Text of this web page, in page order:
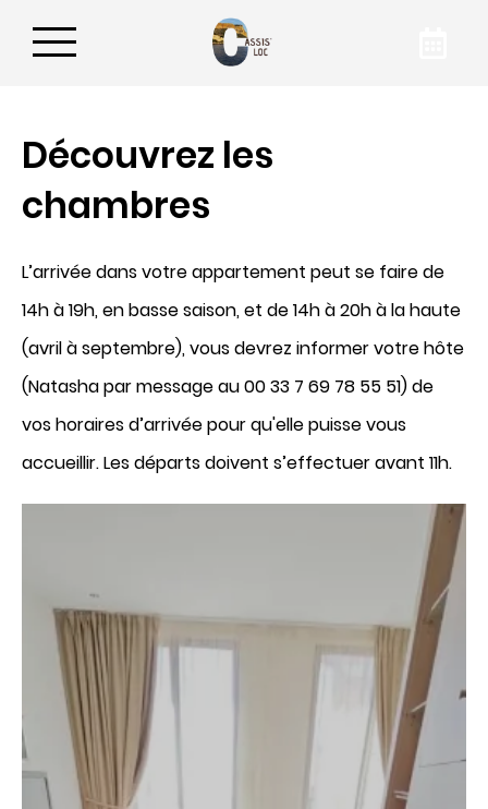
Réservez votre
appartement
la garantie d’obtenir le meilleur tarif pour
votre hébergement à Cassis. Pour en savoir
plus sur nos hébergements, contactez
Cassis’Loc par téléphone ou par mail !
Découvrez les
chambres
L’arrivée dans votre appartement peut se faire de
14h à 19h, en basse saison, et de 14h à 20h à la haute
(avril à septembre), vous devrez informer votre hôte
(Natasha par message au 00 33 7 69 78 55 51) de
vos horaires d’arrivée pour qu'elle puisse vous
accueillir. Les départs doivent s’effectuer avant 11h.